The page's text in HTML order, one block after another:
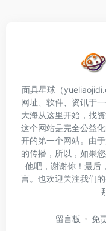
面具星球（
网址、软件、资讯于
大海从这里开始，找
这个网站是完全公益
开的第一个网站。由
的传播，所以，如果
他吧，谢谢你！最后
言。也欢迎关注我们
留言板 免